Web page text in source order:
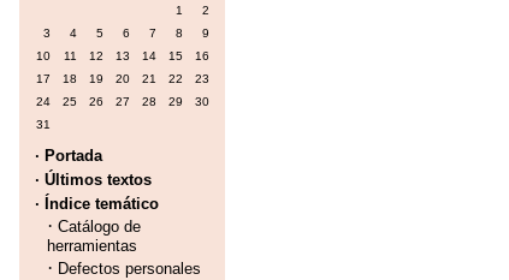
1
2
3
4 5 6 7 8
9
10
11 12 13 14 15
16
17
18 19 20 21 22
23
24
25 26 27 28 29
30
31
· Portada
· Últimos textos
· Índice temático
· Catálogo de
herramientas
· Defectos personales